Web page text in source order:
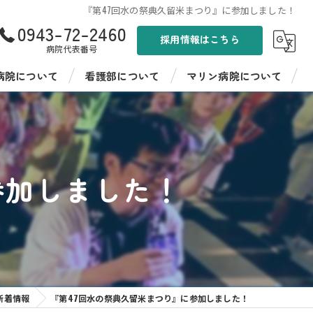
『第47回水の祭典久留米まつり』に参加しました！
0943-72-2460
病院代表番号
採用情報はこちら
フ聖峰
フ聖峰 ショートステイ
ーデイケア 燦ふらわー
ター ひまわり
院について 看護部について
看護部紹介
病棟紹介
看護師教育
病院見学・インターンシップ
先輩の声
マリン病院について
聖峰会 マリン病院
聖峰会 マリン病院の採用情報
しました！
着情報 『第47回水の祭典久留米まつり』に参加しました！